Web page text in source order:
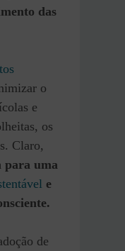
das
o
e
os
Claro,
para uma
e
de